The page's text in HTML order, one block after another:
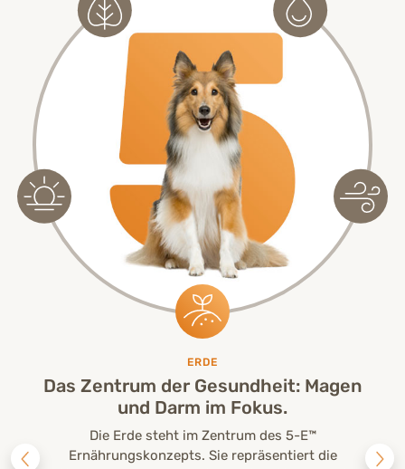
ERDE
Das Zentrum der Gesundheit: Magen
und Darm im Fokus.
Die Erde steht im Zentrum des 5-E™
Ernährungskonzepts. Sie repräsentiert die